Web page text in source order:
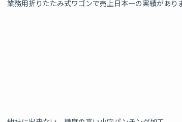
業務用折りたたみ式ワゴンで売上日本一の実績があり